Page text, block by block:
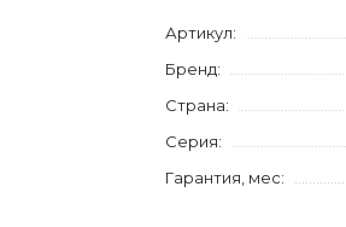
Артикул:
Бренд:
Страна:
Серия:
Гарантия, мес: